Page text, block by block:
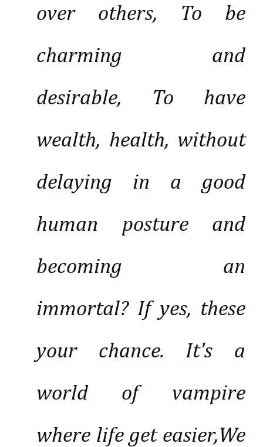
over others, To be
charming and
desirable, To have
wealth, health, without
delaying in a good
human posture and
becoming an
immortal? If yes, these
your chance. It's a
world of vampire
where life get easier,We